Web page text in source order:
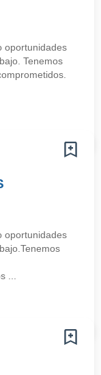
oportunidades
Tenemos
oportunidades
...